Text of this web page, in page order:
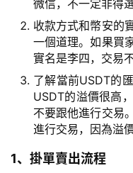
微信，不一定非得
收款方式和幣安的
一個道理。如果買
實名是李四，交易
了解當前USDT的
USDT的溢價很高
不要跟他進行交易
進行交易，因為溢
1、掛單賣出流程